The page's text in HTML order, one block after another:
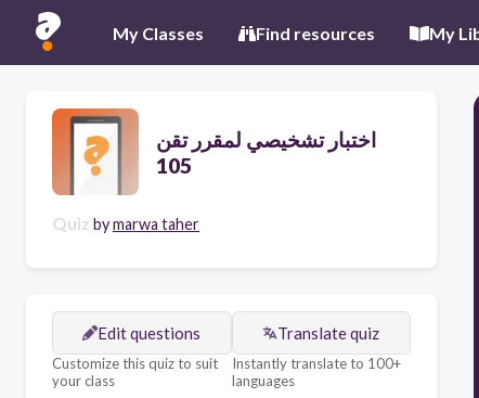
My Classes Find resources My
اختبار تشخيصي لمقرر تقن
105
Quiz bymarwa taher
Edit questions
Customize this quiz to suit
your class
Translate quiz
Instantly translate to 100+
languages